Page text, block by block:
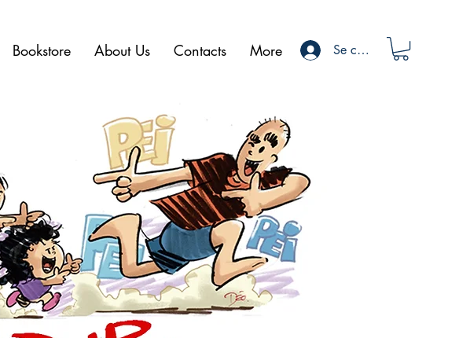
Bookstore About Us Contacts More Se connecter